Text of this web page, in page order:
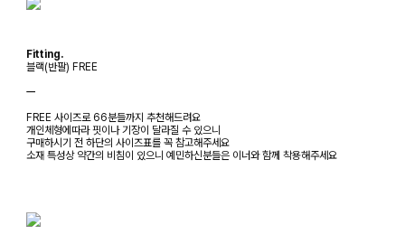
Fitting.
블랙(반팔) FREE
ㅡ
FREE 사이즈로 66분들까지 추천해드려요
개인체형에따라 핏이나 기장이 달라질 수 있으니
구매하시기 전 하단의 사이즈표를 꼭 참고해주세요
소재 특성상 약간의 비침이 있으니 예민하신분들은 이너와 함께 착용해주세요